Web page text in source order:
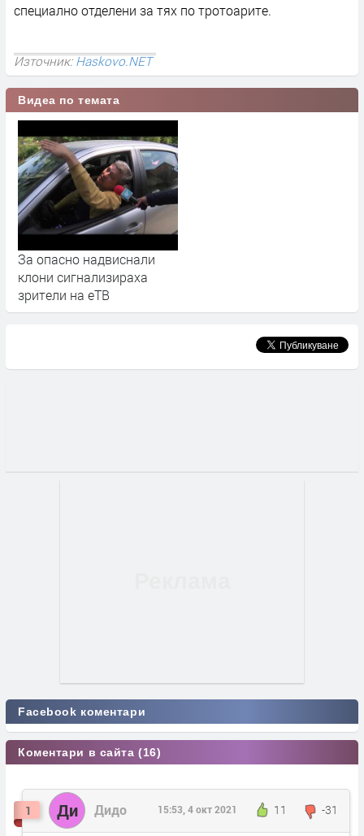
специално отделени за тях по тротоарите.
Източник:Haskovo.NET
Видеа по темата
За опасно надвиснали
клони сигнализираха
зрители на еТВ
Facebook коментари
Коментари в сайта (16)
1 Ди Дидо 11 -31
15:53, 4 окт 2021